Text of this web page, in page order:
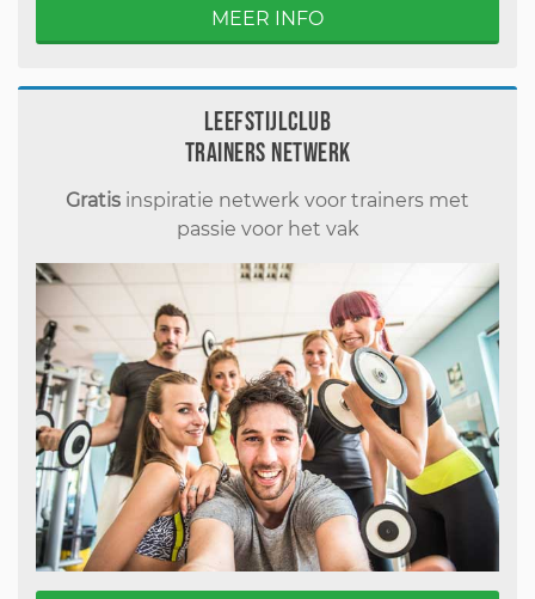
MEER INFO
Leefstijlclub
Trainers Netwerk
Gratis inspiratie netwerk voor trainers met
passie voor het vak